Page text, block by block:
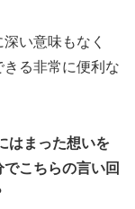
い意味もなく
きる非常に便利な
はまった想いを
こちらの言い回